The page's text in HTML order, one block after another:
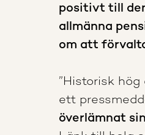
positivt till
allmänna
om att
”Historisk
ett
överlämnat